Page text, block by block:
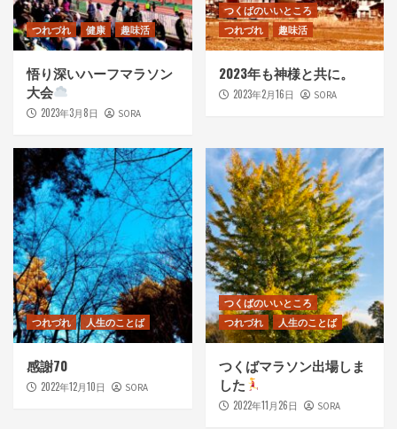
つれづれ 健康 趣味活
悟り深いハーフマラソン
大会
2023年3月8日 SORA
つくばのいいところ
つれづれ
趣味活
2023年も神様と共に。
2023年2月16日 SORA
つれづれ 人生のことば
感謝70
2022年12月10日 SORA
つくばのいいところ
つれづれ
人生のことば
つくばマラソン出場しま
した
2022年11月26日 SORA